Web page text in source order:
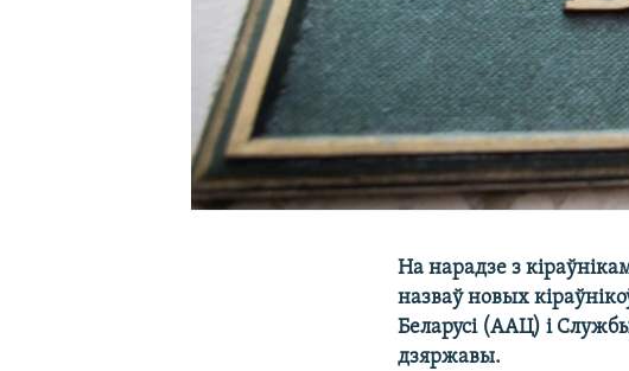
На нарадзе з
назваў новых
Беларусі (ААЦ) і
дзяржавы.